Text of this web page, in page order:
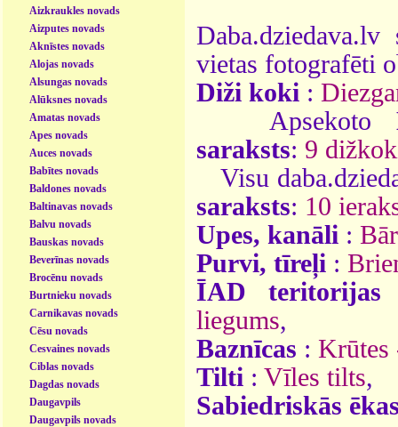
Aizkraukles novads
Aizputes novads
Aknīstes novads
Alojas novads
Alsungas novads
Alūksnes novads
Amatas novads
Apes novads
Auces novads
Babītes novads
Baldones novads
Baltinavas novads
Balvu novads
Bauskas novads
Beverīnas novads
Brocēnu novads
Burtnieku novads
Carnikavas novads
Cēsu novads
Cesvaines novads
Ciblas novads
Dagdas novads
Daugavpils
Daugavpils novads
vietas fotografēti
Diži koki :
Apsekoto
saraksts: 9
Visu
saraksts: 10
Upes, kanāli :
Purvi, tīreļi :
ĪAD teritorijas
liegums,
Baznīcas : Krūtes
Tilti : Vīles tilts,
Sabiedriskās